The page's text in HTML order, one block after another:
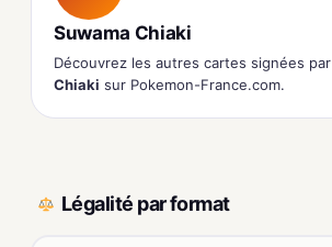
Suwama Chiaki
Découvrez les autres cartes signées par
Chiaki sur Pokemon-France.com.
Légalité par format